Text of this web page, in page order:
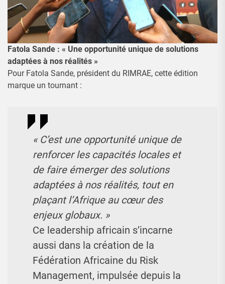
Fatola Sande : « Une opportunité unique de solutions
adaptées à nos réalités »
Pour Fatola Sande, président du RIMRAE, cette édition
marque un tournant :
« C’est une opportunité unique de
renforcer les capacités locales et
de faire émerger des solutions
adaptées à nos réalités, tout en
plaçant l’Afrique au cœur des
enjeux globaux. »
Ce leadership africain s’incarne
aussi dans la création de la
Fédération Africaine du Risk
Management, impulsée depuis la